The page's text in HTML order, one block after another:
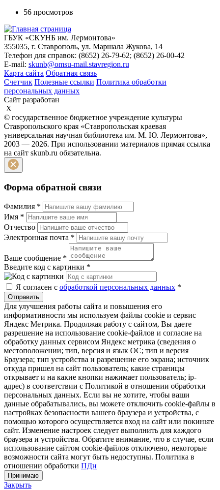
56 просмотров
ГБУК «СКУНБ им. Лермонтова»
355035, г. Ставрополь, ул. Маршала Жукова, 14
Телефон для справок: (8652) 26-79-62; (8652) 26-00-42
E-mail: skunb@omsu-mail.stavregion.ru
Карта сайта Обратная связь
Счетчик Полезные ссылки Политика обработки
персональных данных
Сайт разработан
X
© государственное бюджетное учреждение культуры
Ставропольского края «Ставропольская краевая
универсальная научная библиотека им. М. Ю. Лермонтова»,
2003 — 2026. При использовании материалов прямая ссылка
на сайт skunb.ru обязательна.
Форма обратной связи
Фамилия *
Имя *
Отчество
Электронная почта *
Ваше сообщение *
Введите код с картинки *
Я согласен с обработкой персональных данных *
Отправить
Для улучшения работы сайта и повышения его
информативности мы используем файлы cookie и сервис
Яндекс Метрика. Продолжая работу с сайтом, Вы даете
разрешение на использование cookie-файлов и согласие на
обработку данных сервисом Яндекс метрика (сведения о
местоположении; тип, версия и язык ОС; тип и версия
Браузера; тип устройства и разрешение его экрана; источник
откуда пришел на сайт пользователь; какие страницы
открывает и на какие кнопки нажимает пользователь; ip-
адрес) в соответствии с Политикой в отношении обработки
персональных данных. Если вы не хотите, чтобы ваши
данные обрабатывались, вы можете отключить cookie-файлы в
настройках безопасности вашего браузера и устройства, с
помощью которого осуществляется вход на сайт или покиньте
сайт. Изменение настроек следует выполнить для каждого
браузера и устройства. Обратите внимание, что в случае, если
использование сайтом cookie-файлов отключено, некоторые
возможности сайта могут быть недоступны. Политика в
отношении обработки ПДн
Принимаю
Закрыть